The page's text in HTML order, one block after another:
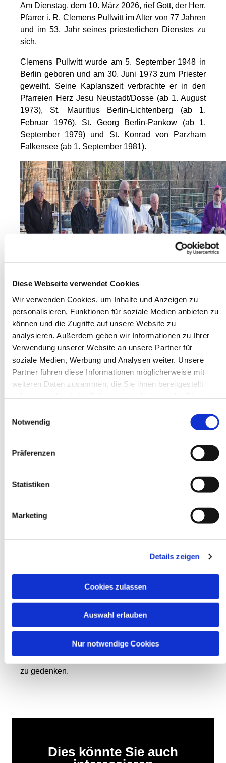
Diese Webseite verwendet Cookies
Wir verwenden Cookies, um Inhalte und Anzeigen zu
personalisieren, Funktionen für soziale Medien anbieten zu
können und die Zugriffe auf unsere Website zu
analysieren. Außerdem geben wir Informationen zu Ihrer
Verwendung unserer Website an unsere Partner für
soziale Medien, Werbung und Analysen weiter. Unsere
Partner führen diese Informationen möglicherweise mit
weiteren Daten zusammen, die Sie ihnen bereitgestellt
Notwendig
Präferenzen
Statistiken
Marketing
Details zeigen
Cookies zulassen
Auswahl erlauben
Nur notwendige Cookies
Am Dienstag, dem 10. März 2026, rief Gott, der Herr,
Pfarrer i. R. Clemens Pullwitt im Alter von 77 Jahren
und im 53. Jahr seines priesterlichen Dienstes zu
sich.
Clemens Pullwitt wurde am 5. September 1948 in
Berlin geboren und am 30. Juni 1973 zum Priester
geweiht. Seine Kaplanszeit verbrachte er in den
Pfarreien Herz Jesu Neustadt/Dosse (ab 1. August
1973), St. Mauritius Berlin-Lichtenberg (ab 1.
Februar 1976), St. Georg Berlin-Pankow (ab 1.
September 1979) und St. Konrad von Parzham
Falkensee (ab 1. September 1981).
Am 25. Mai 1983 wurde ihm der Titel Pfarrer
verliehen. Die darauffolgende Zeit wirkte er als
Kuratus von St. Michael Zingst und
Pfarradministrator von St. Christophorus
Damgarten, bevor er ab 1. September 1991 Kuratus
in Alt-Buchhorst und Rektor des Christian-
Schreiber-Hauses wurde. Zum 1. Oktober 1994
Demmin und Administrator von St. Jakobus
Grimmen. Am 1. Januar 2004 wurde er
Administrator der neu umschriebenen Pfarrei Maria
Rosenkranzkönigin Demmin, bevor er am 1. August
Pfarrer Pullwitt war von 1996 bis 2004 Dekan des
des Dekanates Spandau.
Konrad gefeiert, die Beisetzung folgt auf dem
Friedhof Seegefelder Str. in Falkensee. Im
Anschluss an die Beisetzung lädt die Gemeinde
zum Beisammensein im Saal des Gemeindehauses
von St. Konrad ein.
Wir bitten Sie herzlich, des Verstorbenen im Gebet
zu gedenken.
Dies könnte Sie auch